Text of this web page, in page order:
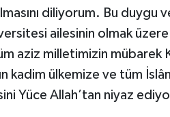
diliyorum. Bu duygu
ailesinin olmak
aziz milletimizin mübarek
kadim ülkemize ve tüm
Yüce Allah’tan niyaz